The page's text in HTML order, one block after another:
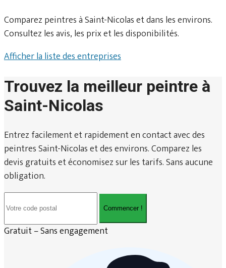
Comparez peintres à Saint-Nicolas et dans les environs.
Consultez les avis, les prix et les disponibilités.
Afficher la liste des entreprises
Trouvez la meilleur peintre à
Saint-Nicolas
Entrez facilement et rapidement en contact avec des
peintres Saint-Nicolas et des environs. Comparez les
devis gratuits et économisez sur les tarifs. Sans aucune
obligation.
Commencer !
Gratuit – Sans engagement